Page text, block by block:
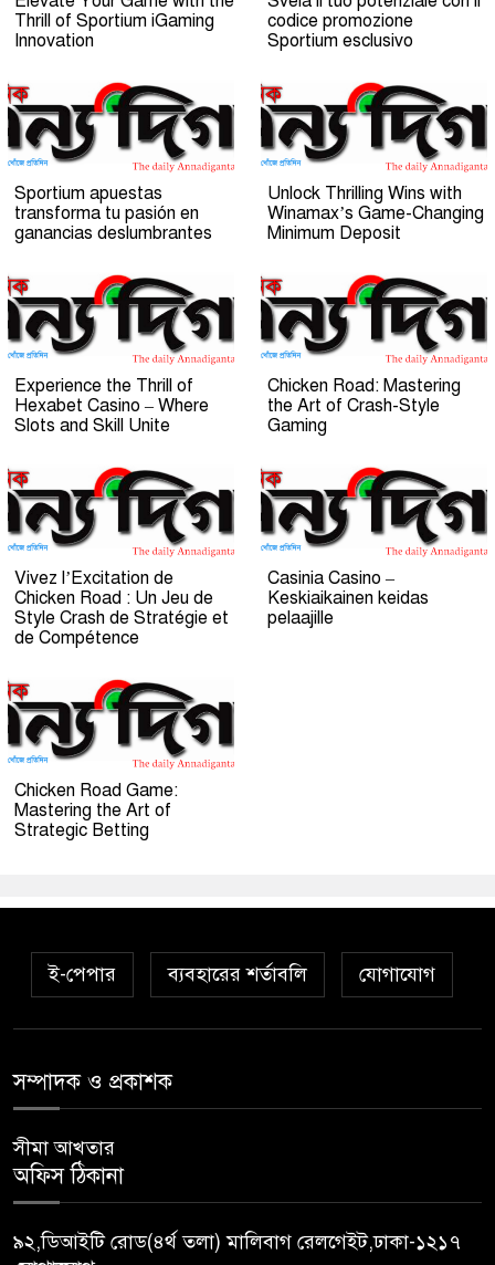
Thrill of Sportium iGaming
Innovation
codice promozione
Sportium esclusivo
Sportium apuestas
transforma tu pasión en
ganancias deslumbrantes
Unlock Thrilling Wins with
Winamax’s Game-Changing
Minimum Deposit
Experience the Thrill of
Hexabet Casino – Where
Slots and Skill Unite
Chicken Road: Mastering
the Art of Crash-Style
Gaming
Vivez l’Excitation de
Chicken Road : Un Jeu de
Style Crash de Stratégie et
de Compétence
Casinia Casino –
Keskiaikainen keidas
pelaajille
Chicken Road Game:
Mastering the Art of
Strategic Betting
ই-পেপার ব্যবহারের শর্তাবলি যোগাযোগ
সম্পাদক ও প্রকাশক
সীমা আখতার
অফিস ঠিকানা
৯২,ডিআইটি রোড(৪র্থ তলা) মালিবাগ রেলগেইট,ঢাকা-১২১৭